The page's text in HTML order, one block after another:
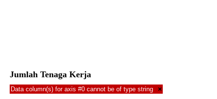
Jumlah Tenaga Kerja
Data column(s) for axis #0 cannot be of type string ×